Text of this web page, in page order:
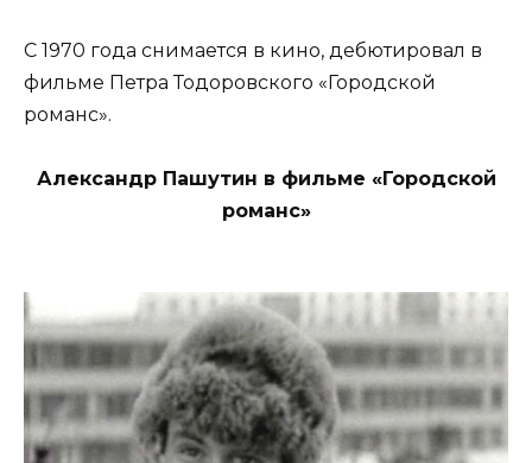
С 1970 года снимается в кино, дебютировал в
фильме Петра Тодоровского «Городской
романс».
Александр Пашутин в фильме «Городской
романс»